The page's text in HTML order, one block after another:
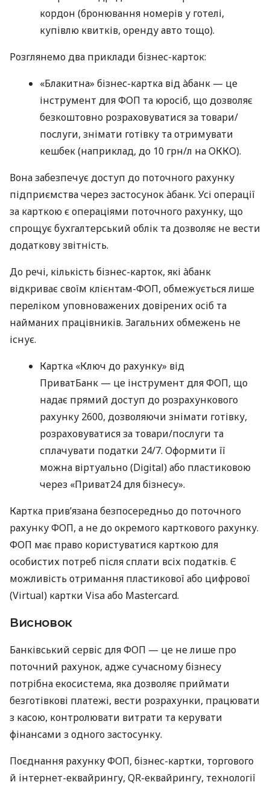
кордон (бронювання номерів у готелі,
купівлю квитків, оренду авто тощо).
Розглянемо два приклади бізнес-карток:
«Блакитна» бізнес-картка від àбанк — це
інструмент для ФОП та юросіб, що дозволяє
безкоштовно розраховуватися за товари/
послуги, знімати готівку та отримувати
кешбек (наприклад, до 10 грн/л на ОККО).
Вона забезпечує доступ до поточного рахунку
підприємства через застосунок àбанк. Усі операції
за карткою є операціями поточного рахунку, що
спрощує бухгалтерський облік та дозволяє не вести
додаткову звітність.
До речі, кількість бізнес-карток, які àбанк
відкриває своїм клієнтам-ФОП, обмежується лише
переліком уповноважених довірених осіб та
найманих працівників. Загальних обмежень не
існує.
Картка «Ключ до рахунку» від
ПриватБанк — це інструмент для ФОП, що
надає прямий доступ до розрахункового
рахунку 2600, дозволяючи знімати готівку,
розраховуватися за товари/послуги та
сплачувати податки 24/7. Оформити її
можна віртуально (Digital) або пластиковою
через «Приват24 для бізнесу».
Картка прив’язана безпосередньо до поточного
рахунку ФОП, а не до окремого карткового рахунку.
ФОП має право користуватися карткою для
особистих потреб після сплати всіх податків. Є
можливість отримання пластикової або цифрової
(Virtual) картки Visa або Mastercard.
Висновок
Банківський сервіс для ФОП — це не лише про
поточний рахунок, адже сучасному бізнесу
потрібна екосистема, яка дозволяє приймати
безготівкові платежі, вести розрахунки, працювати
з касою, контролювати витрати та керувати
фінансами з одного застосунку.
Поєднання рахунку ФОП, бізнес-картки, торгового
й інтернет-еквайрингу, QR-еквайрингу, технології